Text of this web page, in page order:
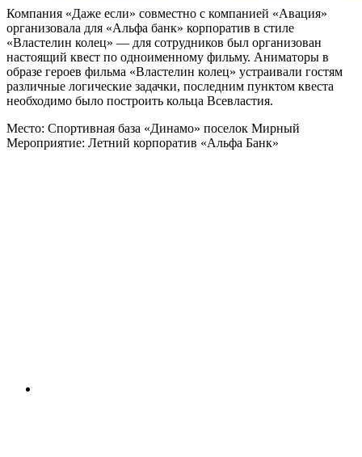
Компания «Даже если» совместно с компанией «Авация»
организовала для «Альфа банк» корпоратив в стиле
«Властелин колец» — для сотрудников был организован
настоящий квест по одноименному фильму. Аниматоры в
образе героев фильма «Властелин колец» устраивали гостям
различные логические задачки, последним пунктом квеста
необходимо было построить кольца Всевластия.
Место: Спортивная база «Динамо» поселок Мирный
Мероприятие: Летний корпоратив «Альфа Банк»